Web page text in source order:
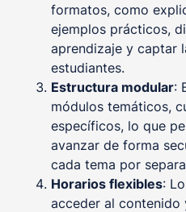
formatos, como
ejemplos prácticos,
aprendizaje y captar
estudiantes.
Estructura modular:
módulos temáticos,
específicos, lo que
avanzar de forma
cada tema por
Horarios flexibles:
acceder al contenido